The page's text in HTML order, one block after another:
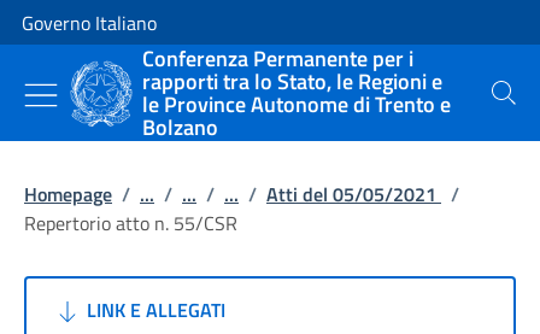
Vai al contenuto
Vai alla navigazione del sito
Governo Italiano
Conferenza Permanente per i
rapporti tra lo Stato, le Regioni e
le Province Autonome di Trento e
Bolzano
Cerca
Homepage / ... / ... / ... / Atti del 05/05/2021 /
Repertorio atto n. 55/CSR
LINK E ALLEGATI